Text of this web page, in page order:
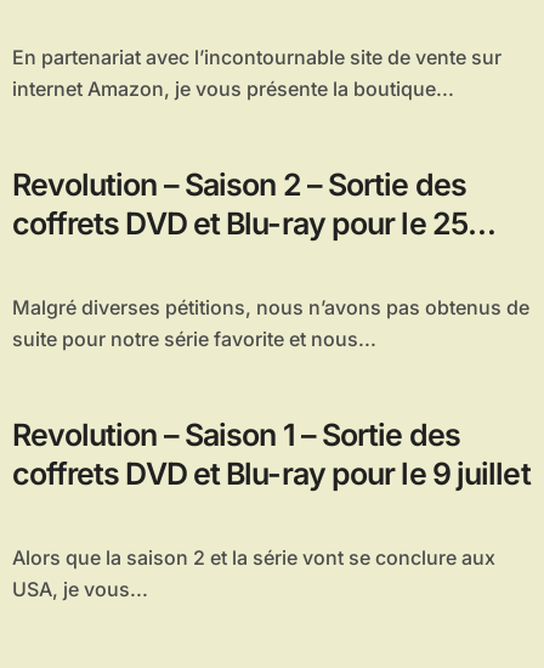
En partenariat avec l’incontournable site de vente sur
internet Amazon, je vous présente la boutique...
Revolution – Saison 2 – Sortie des
coffrets DVD et Blu-ray pour le 25
Malgré diverses pétitions, nous n’avons pas obtenus de
suite pour notre série favorite et nous...
Revolution – Saison 1 – Sortie des
coffrets DVD et Blu-ray pour le 9 juillet
Alors que la saison 2 et la série vont se conclure aux
USA, je vous...